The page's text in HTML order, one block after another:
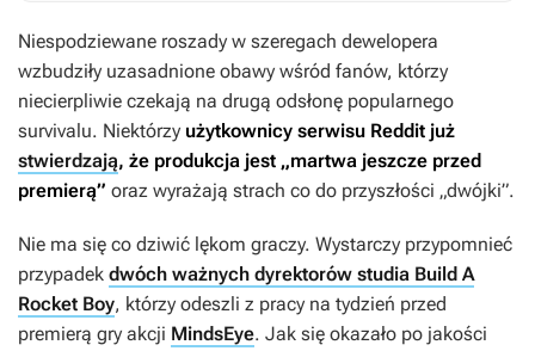
Niespodziewane roszady w szeregach dewelopera
wzbudziły uzasadnione obawy wśród fanów, którzy
niecierpliwie czekają na drugą odsłonę popularnego
survivalu. Niektórzy użytkownicy serwisu Reddit już
stwierdzają, że produkcja jest „martwa jeszcze przed
premierą” oraz wyrażają strach co do przyszłości „dwójki”.
Nie ma się co dziwić lękom graczy. Wystarczy przypomnieć
przypadek dwóch ważnych dyrektorów studia Build A
Rocket Boy, którzy odeszli z pracy na tydzień przed
premierą gry akcji MindsEye. Jak się okazało po jakości